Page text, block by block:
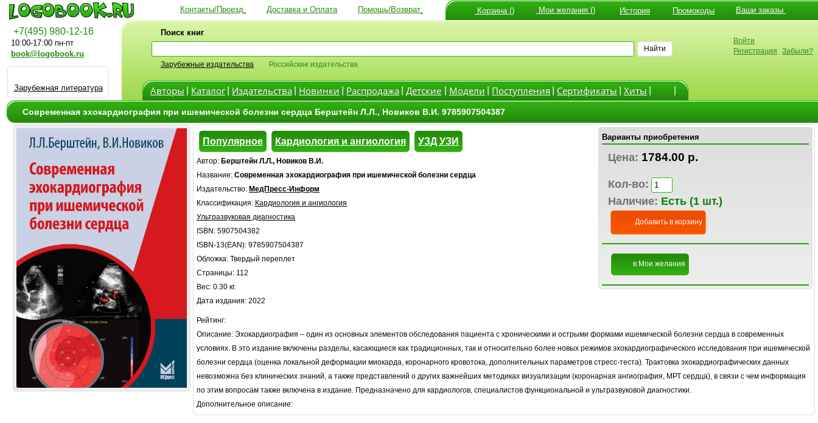
Контакты/Проезд Доставка и Оплата Помощь/Возврат Корзина () Мои желания () История Промокоды Ваши заказы
+7(495) 980-12-16
10:00-17:00 пн-пт
book@logobook.ru
Зарубежная литература
Поиск книг
Найти
Зарубежные издательства
Российские издательства
Авторы Каталог Издательства Новинки Распродажа Детские Модели Поступления Cертификаты Хиты
Войти
Регистрация
Забыли?
Современная эхокардиография при ишемической болезни сердца Берштейн Л.Л., Новиков В.И. 9785907504387
Варианты приобретения
Цена: 1784.00 р.
Кол-во:
Наличие: Есть (1 шт.)
Добавить в корзину
в Мои желания
Популярное Кардиология и ангиология УЗД УЗИ
Автор: Берштейн Л.Л., Новиков В.И.
Название: Современная эхокардиография при ишемической болезни сердца
Издательство: МедПресс-Информ
Классификация: Кардиология и ангиология
Ультразвуковая диагностика
ISBN: 5907504382
ISBN-13(EAN): 9785907504387
Обложка: Твердый переплет
Страницы: 112
Вес: 0.30 кг.
Дата издания: 2022
Рейтинг:
Описание: Эхокардиография – один из основных элементов обследования пациента с хроническими и острыми формами ишемической болезни сердца в современных
условиях. В это издание включены разделы, касающиеся как традиционных, так и относительно более новых режимов эхокардиографического исследования при ишемической
болезни сердца (оценка локальной деформации миокарда, коронарного кровотока, дополнительных параметров стресс-теста). Трактовка эхокардиографических данных
невозможна без клинических знаний, а также представлений о других важнейших методиках визуализации (коронарная ангиография, МРТ сердца), в связи с чем информация
по этим вопросам также включена в издание. Предназначено для кардиологов, специалистов функциональной и ультразвуковой диагностики.
Дополнительное описание: